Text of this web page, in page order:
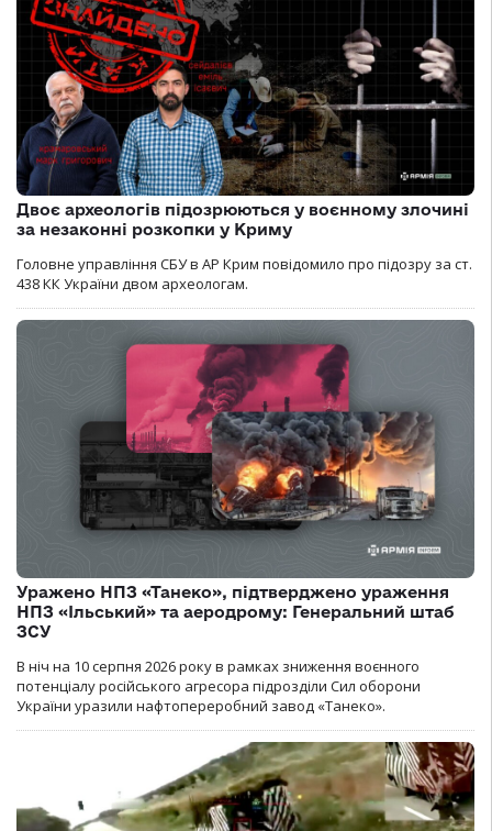
Двоє археологів підозрюються у воєнному злочині
за незаконні розкопки у Криму
Головне управління СБУ в АР Крим повідомило про підозру за ст.
438 КК України двом археологам.
Уражено НПЗ «Танеко», підтверджено ураження
НПЗ «Ільський» та аеродрому: Генеральний штаб
ЗСУ
В ніч на 10 серпня 2026 року в рамках зниження воєнного
потенціалу російського агресора підрозділи Сил оборони
України уразили нафтопереробний завод «Танеко».